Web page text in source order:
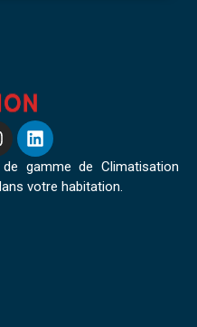
gamme de Climatisation
votre habitation.